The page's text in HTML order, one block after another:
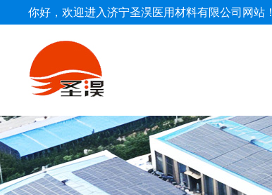
你好，欢迎进入济宁圣淏医用材料有限公司网站！